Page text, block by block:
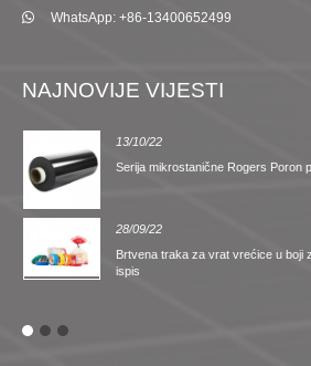
WhatsApp: +86-13400652499
NAJNOVIJE VIJESTI
13/10/22
Serija mikrostanične Rogers Poron
28/09/22
Brtvena traka za vrat vrećice u boji
ispis